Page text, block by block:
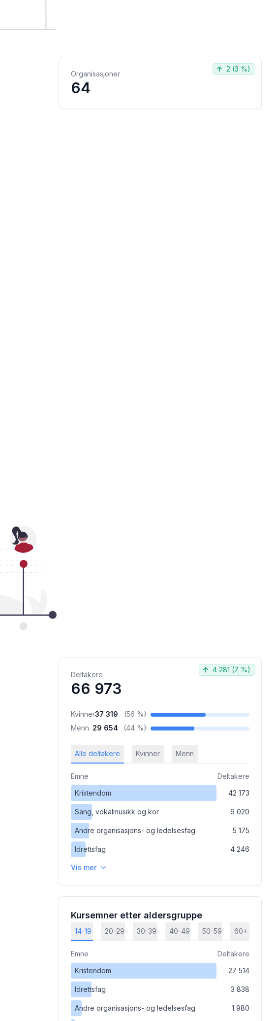
Organisasjoner
2 (3 %)
64
Deltakere
4 281 (7 %)
66 973
Kvinner37 319 (56 %)
Menn 29 654 (44 %)
Alle deltakere Kvinner Menn
Emne
Deltakere
Kristendom
Sang, vokalmusikk og kor
Andre organisasjons- og ledelsesfag
Idrettsfag
42 173
6 020
5 175
4 246
Vis mer
Kursemner etter aldersgruppe
14-19 20-29 30-39 40-49 50-59 60+
Emne
Deltakere
Kristendom
Idrettsfag
Andre organisasjons- og ledelsesfag
27 514
3 838
1 980